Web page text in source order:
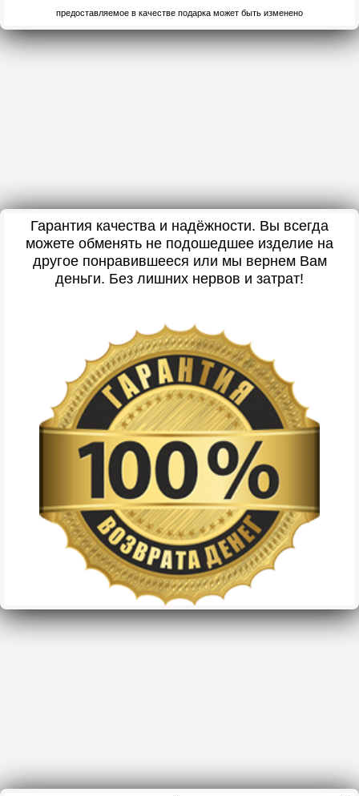
предоставляемое в качестве подарка может быть изменено
Гарантия качества и надёжности. Вы всегда
можете обменять не подошедшее изделие на
другое понравившееся или мы вернем Вам
деньги. Без лишних нервов и затрат!